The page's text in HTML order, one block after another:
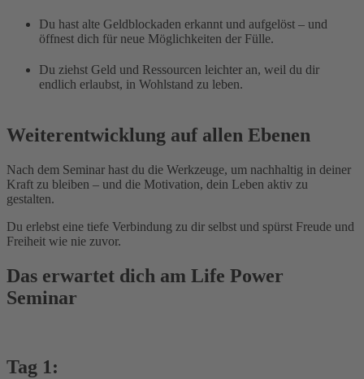
Du hast alte Geldblockaden erkannt und aufgelöst – und
öffnest dich für neue Möglichkeiten der Fülle.
Du ziehst Geld und Ressourcen leichter an, weil du dir
endlich erlaubst, in Wohlstand zu leben.
Weiterentwicklung auf allen Ebenen
Nach dem Seminar hast du die Werkzeuge, um nachhaltig in deiner
Kraft zu bleiben – und die Motivation, dein Leben aktiv zu
gestalten.
Du erlebst eine tiefe Verbindung zu dir selbst und spürst Freude und
Freiheit wie nie zuvor.
Das erwartet dich am Life Power
Seminar
Tag 1: